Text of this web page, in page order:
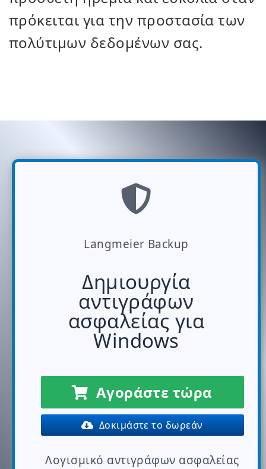
πρόκειται για την προστασία των
πολύτιμων δεδομένων σας.
Langmeier Backup
Δημιουργία
αντιγράφων
ασφαλείας για
Windows
Αγοράστε τώρα
Δοκιμάστε το δωρεάν
Λογισμικό αντιγράφων ασφαλείας